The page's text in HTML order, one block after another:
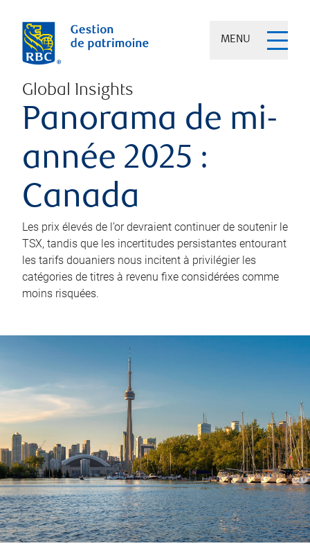
MENU
Global Insights
Panorama de mi-
année 2025 :
Canada
Les prix élevés de l’or devraient continuer de soutenir le
TSX, tandis que les incertitudes persistantes entourant
les tarifs douaniers nous incitent à privilégier les
catégories de titres à revenu fixe considérées comme
moins risquées.